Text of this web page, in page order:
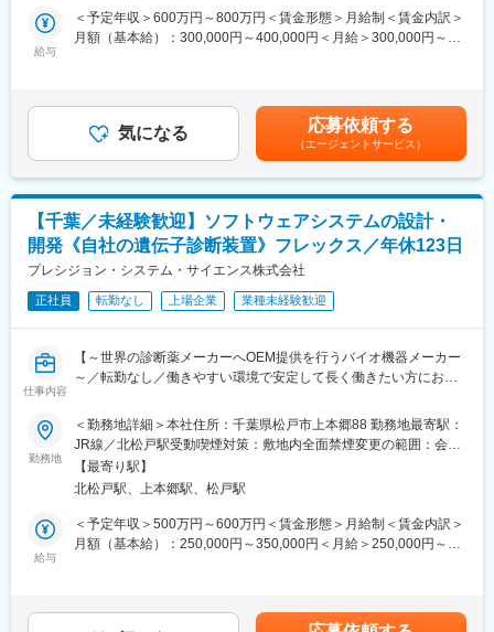
のシェアを誇ります。創業から65年以上にわたって数多くの歯科
医院とのネットワークを築いてきました。近年では歯科医院の数
変更の範囲：会社の定める業務
機関に提供しています。
【業務詳細】※プレイングマネージャーとして実務もお任せいたし
開発、検証、ドキュメント作成。
・ソフトウェア開発チームリーダ、外注管理
・新規案件の構想と原理検証
7名（兼任部長、課長、メンバー5名）
【働き方】
■転勤もありませんので、安心して長期就業することが可能です。
■有休が取得しやすく、フレックスタイム制等により働きやすい環
境です。
り、休日出勤が発生しないように会社として対策している為、現
在では休日出勤はほぼございません。
手、秋田、大阪など）
【当社の魅力】
■同社の技術は今後必要性がさらに高まるDNA鑑定の精度向上に
きます。
最近では COVID-19 のPCR検査へ大きな貢献を果たしていま
育休の取得も推進しています。）
給与
＜予定年収＞600万円～800万円＜賃金形態＞月給制＜賃金内訳＞
月額（基本給）：300,000円～400,000円＜月給＞300,000円～
気になる 応募依頼する
（エージェントサービス）
【千葉／未経験歓迎】ソフトウェアシステムの設計・
開発《自社の遺伝子診断装置》フレックス／年休123日
プレシジョン・システム・サイエンス株式会社
正社員 転勤なし 上場企業 業種未経験歓迎
仕事内容
【～世界の診断薬メーカーへOEM提供を行うバイオ機器メーカー
～／転勤なし／働きやすい環境で安定して長く働きたい方にお勧
PCR検査や遺伝子検査に使われる検査装置・試薬を開発・製造す
る当社にて、医療機器のソフトウェアシステム設計・開発業務を
担当いただきます。
病気の診断や感染症検査を支える製品を世界中の医療機関や研究
機関に提供しています。
【業務詳細】
・外注管理
勤務地
＜勤務地詳細＞本社住所：千葉県松戸市上本郷88 勤務地最寄駅：
JR線／北松戸駅受動喫煙対策：敷地内全面禁煙変更の範囲：会社
の定める事業所
【最寄り駅】
北松戸駅、上本郷駅、松戸駅
給与
＜予定年収＞500万円～600万円＜賃金形態＞月給制＜賃金内訳＞
月額（基本給）：250,000円～350,000円＜月給＞250,000円～